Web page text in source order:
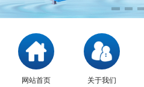
网站首页 关于我们